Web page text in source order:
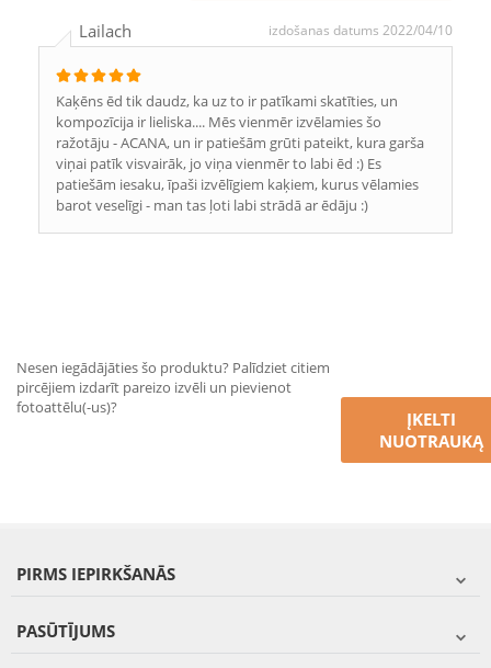
Lailach izdošanas datums 2022/04/10
Kaķēns ēd tik daudz, ka uz to ir patīkami skatīties, un
kompozīcija ir lieliska.... Mēs vienmēr izvēlamies šo
ražotāju - ACANA, un ir patiešām grūti pateikt, kura garša
viņai patīk visvairāk, jo viņa vienmēr to labi ēd :) Es
patiešām iesaku, īpaši izvēlīgiem kaķiem, kurus vēlamies
barot veselīgi - man tas ļoti labi strādā ar ēdāju :)
Nesen iegādājāties šo produktu? Palīdziet citiem
pircējiem izdarīt pareizo izvēli un pievienot
fotoattēlu(-us)?
ĮKELTI
NUOTRAUKĄ
PIRMS IEPIRKŠANĀS
PASŪTĪJUMS